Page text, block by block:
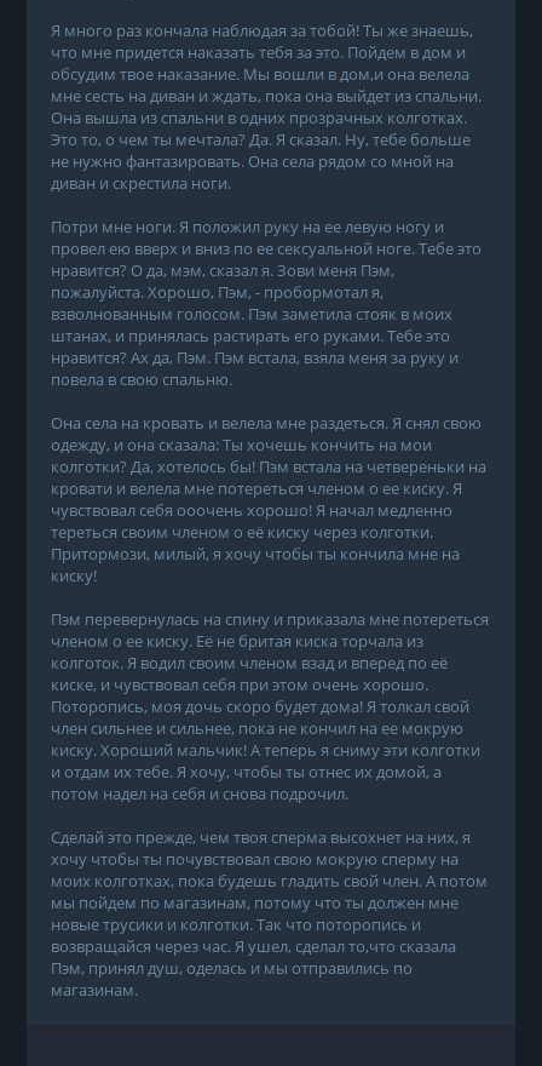
Я много раз кончала наблюдая за тобой! Ты же знаешь,
что мне придется наказать тебя за это. Пойдем в дом и
обсудим твое наказание. Мы вошли в дом,и она велела
мне сесть на диван и ждать, пока она выйдет из спальни.
Она вышла из спальни в одних прозрачных колготках.
Это то, о чем ты мечтала? Да. Я сказал. Ну, тебе больше
не нужно фантазировать. Она села рядом со мной на
диван и скрестила ноги.
Потри мне ноги. Я положил руку на ее левую ногу и
провел ею вверх и вниз по ее сексуальной ноге. Тебе это
нравится? О да, мэм, сказал я. Зови меня Пэм,
пожалуйста. Хорошо, Пэм, - пробормотал я,
взволнованным голосом. Пэм заметила стояк в моих
штанах, и принялась растирать его руками. Тебе это
нравится? Ах да, Пэм. Пэм встала, взяла меня за руку и
повела в свою спальню.
Она села на кровать и велела мне раздеться. Я снял свою
одежду, и она сказала: Ты хочешь кончить на мои
колготки? Да, хотелось бы! Пэм встала на четвереньки на
кровати и велела мне потереться членом о ее киску. Я
чувствовал себя ооочень хорошо! Я начал медленно
тереться своим членом о её киску через колготки.
Притормози, милый, я хочу чтобы ты кончила мне на
киску!
Пэм перевернулась на спину и приказала мне потереться
членом о ее киску. Её не бритая киска торчала из
колготок. Я водил своим членом взад и вперед по её
киске, и чувствовал себя при этом очень хорошо.
Поторопись, моя дочь скоро будет дома! Я толкал свой
член сильнее и сильнее, пока не кончил на ее мокрую
киску. Хороший мальчик! А теперь я сниму эти колготки
и отдам их тебе. Я хочу, чтобы ты отнес их домой, а
потом надел на себя и снова подрочил.
Сделай это прежде, чем твоя сперма высохнет на них, я
хочу чтобы ты почувствовал свою мокрую сперму на
моих колготках, пока будешь гладить свой член. А потом
мы пойдем по магазинам, потому что ты должен мне
новые трусики и колготки. Так что поторопись и
возвращайся через час. Я ушел, сделал то,что сказала
Пэм, принял душ, оделась и мы отправились по
магазинам.